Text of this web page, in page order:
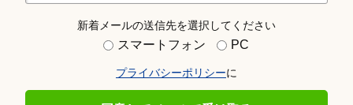
1ページ目
変更する